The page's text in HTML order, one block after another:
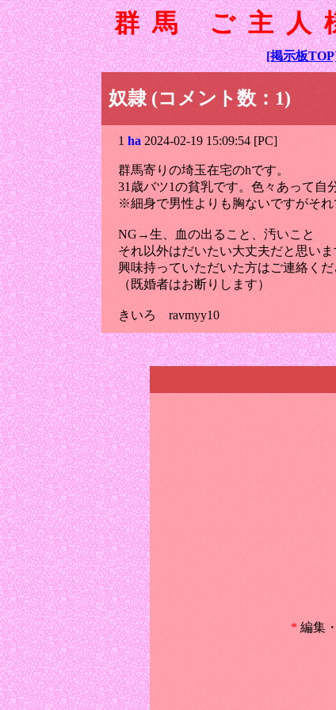
群馬 ご主人
[掲示板
奴隷 (コメント数：1)
1 ha 2024-02-19 15:09:54 [PC]
群馬寄りの埼玉在宅のhです。
31歳バツ1の貧乳です。色々あって自
※細身で男性よりも胸ないですがそれ
NG→生、血の出ること、汚いこと
それ以外はだいたい大丈夫だと思いま
興味持っていただいた方はご連絡くだ
（既婚者はお断りします）
きいろ ravmyy10
* 編集